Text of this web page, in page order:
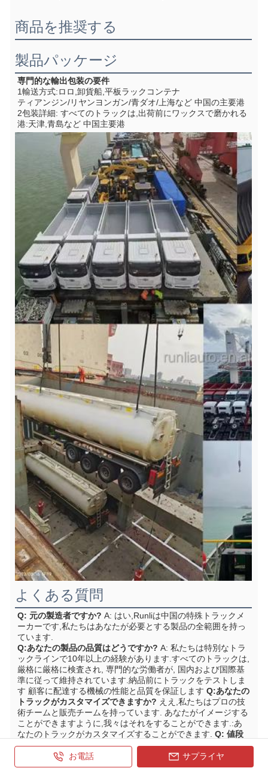
商品を推奨する
製品パッケージ
専門的な輸出包装の要件
1輸送方式:ロロ,卸貨船,平板ラックコンテナ
ティアンジン/リヤンヨンガン/青ダオ/上海など 中国の主要港
2包装詳細: すべてのトラックは,出荷前にワックスで磨かれる
港:天津,青島など 中国主要港
よくある質問
Q: 元の製造者ですか? A: はい,Runliは中国の特殊トラックメ
ーカーです,私たちはあなたが必要とする製品の全範囲を持っ
ています.
Q:あなたの製品の品質はどうですか? A: 私たちは特別なトラ
ックラインで10年以上の経験があります.すべてのトラックは,
厳格に厳格に検査され, 専門的な労働者が, 国内および国際基
準に従って維持されています.納品前にトラックをテストしま
す 顧客に配達する機械の性能と品質を保証します Q:あなたの
トラックがカスタマイズできますか? ええ,私たちはプロの技
術チームと販売チームを持っています. あなたがイメージする
ことができますように,我々はそれをすることができます.:あ
なたのトラックがカスタマイズすることができます. Q: 値段
は? A: 私たちは,私たちの工場を持っている,そして世界中の多
くの顧客を持っています,我々は最高の価格を持っています,
我々は,あなたが主源であるため,低価格を与えることができま
お電話 サプライヤ